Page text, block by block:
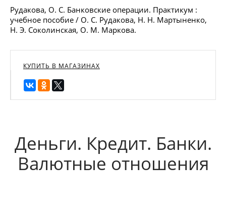
Рудакова, О. С. Банковские операции. Практикум :
учебное пособие / О. С. Рудакова, Н. Н. Мартыненко,
Н. Э. Соколинская, О. М. Маркова.
КУПИТЬ В МАГАЗИНАХ
Деньги. Кредит. Банки.
Валютные отношения